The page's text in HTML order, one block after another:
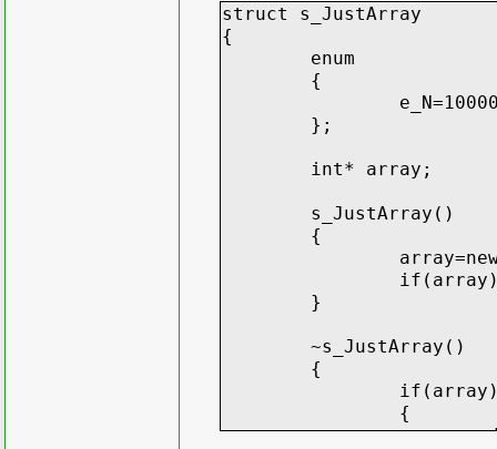
struct s_JustArray
{
enum
{
};
int* array;
s_JustArray()
{
}
~s_JustArray()
{
{